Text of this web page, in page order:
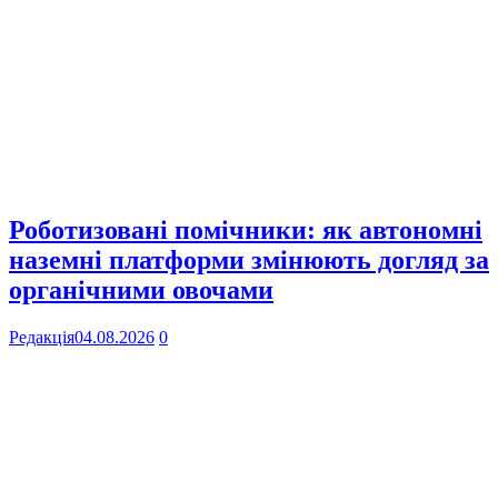
Роботизовані помічники: як автономні
наземні платформи змінюють догляд за
органічними овочами
Редакція04.08.2026 0